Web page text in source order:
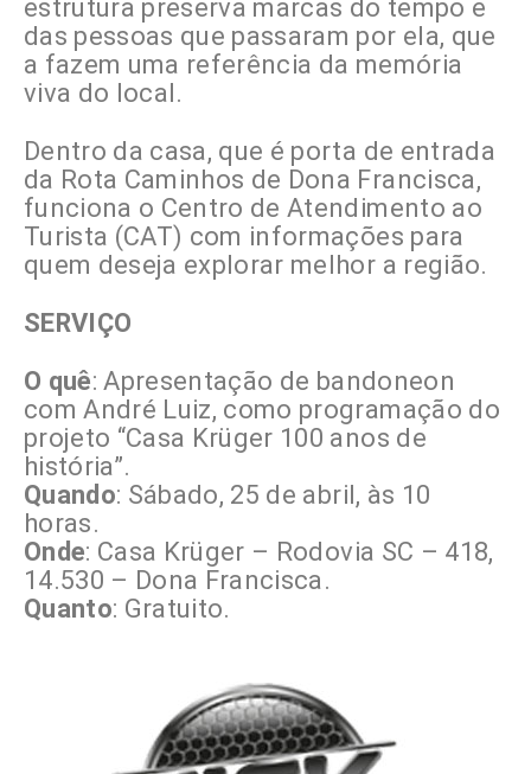
estrutura preserva marcas do tempo e
das pessoas que passaram por ela, que
a fazem uma referência da memória
viva do local.
Dentro da casa, que é porta de entrada
da Rota Caminhos de Dona Francisca,
funciona o Centro de Atendimento ao
Turista (CAT) com informações para
quem deseja explorar melhor a região.
SERVIÇO
O quê: Apresentação de bandoneon
com André Luiz, como programação do
projeto “Casa Krüger 100 anos de
história”.
Quando: Sábado, 25 de abril, às 10
horas.
Onde: Casa Krüger – Rodovia SC – 418,
14.530 – Dona Francisca.
Quanto: Gratuito.